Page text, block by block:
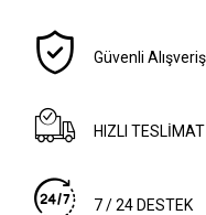
Güvenli Alışveriş
HIZLI TESLİMAT
7 / 24 DESTEK